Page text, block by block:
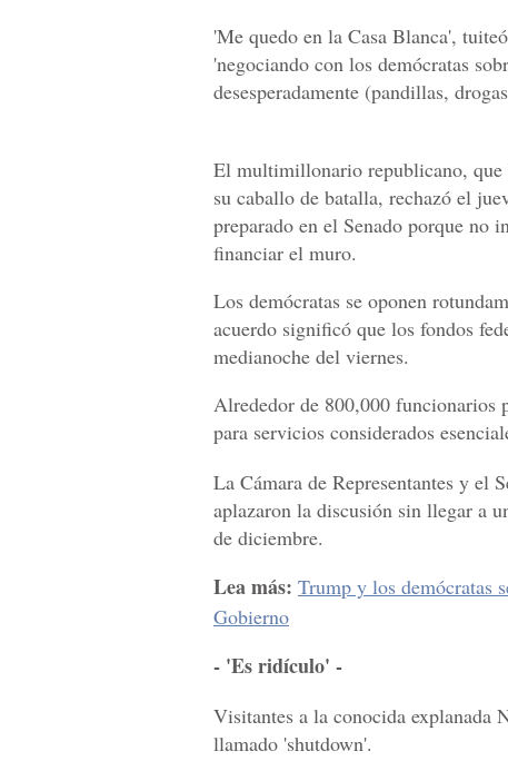
'Me quedo en la Casa Blanca',
'negociando con los demócratas
desesperadamente (pandillas,
El multimillonario republicano,
su caballo de batalla, rechazó el
preparado en el Senado porque no
financiar el muro.
Los demócratas se oponen
acuerdo significó que los fondos
medianoche del viernes.
Alrededor de 800,000 funcionarios
para servicios considerados
La Cámara de Representantes y el
aplazaron la discusión sin llegar a
de diciembre.
Lea más: Trump y los demócratas
Gobierno
- 'Es ridículo' -
Visitantes a la conocida
llamado 'shutdown'.